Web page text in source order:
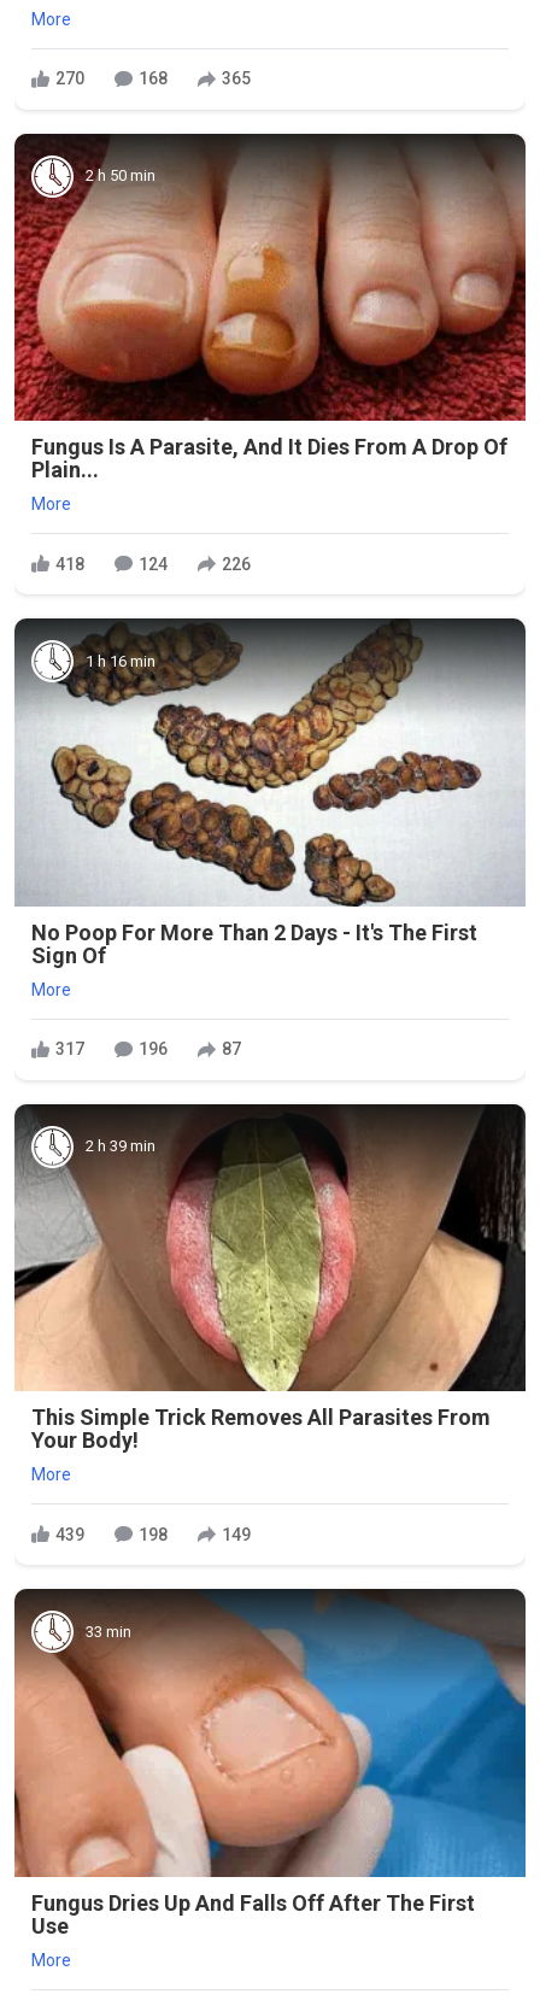
More
270 168 365
2 h 50 min
Fungus Is A Parasite, And It Dies From A Drop Of
Plain...
More
418 124 226
1 h 16 min
No Poop For More Than 2 Days - It's The First
Sign Of
More
317 196 87
2 h 39 min
This Simple Trick Removes All Parasites From
Your Body!
More
439 198 149
33 min
Fungus Dries Up And Falls Off After The First
Use
More